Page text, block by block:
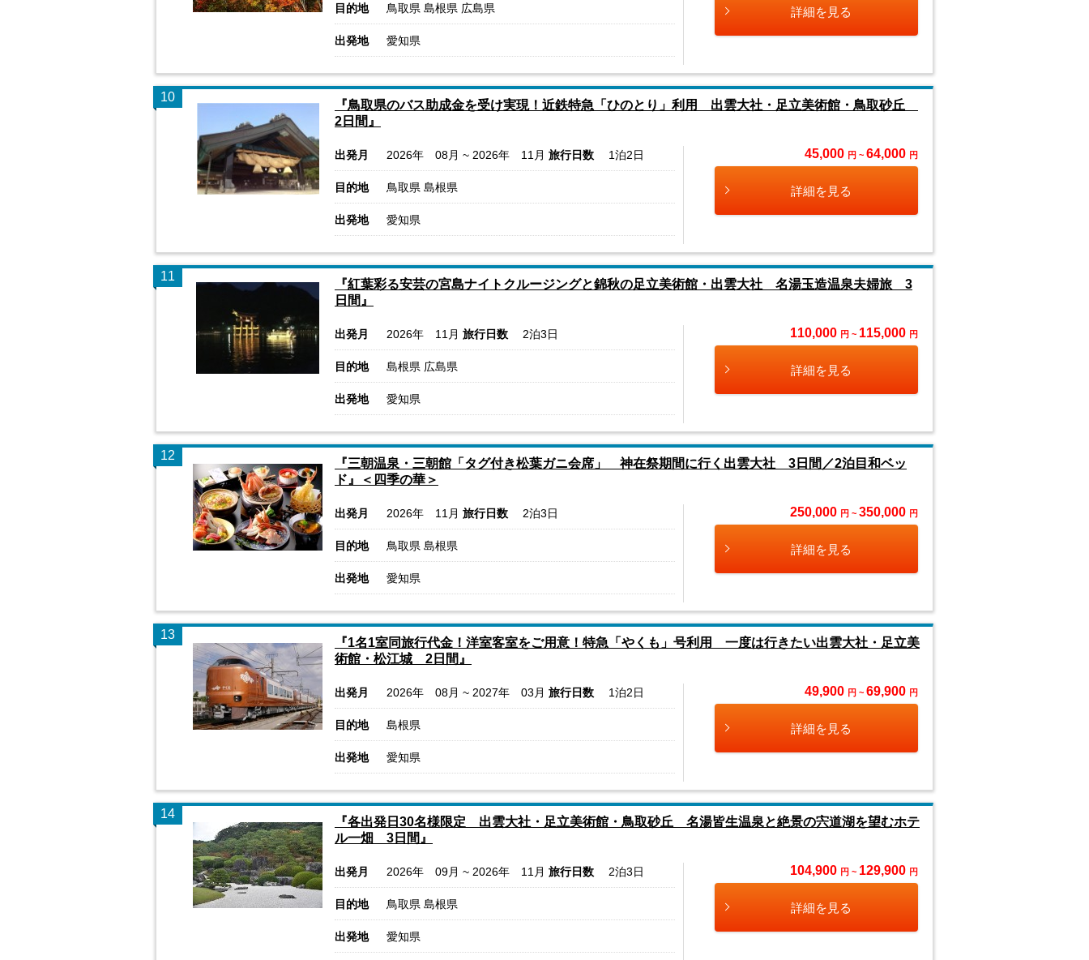
目的地 鳥取県 島根県 広島県
出発地 愛知県
詳細を見る
10
『鳥取県のバス助成金を受け実現！近鉄特急「ひのとり」利用 出雲大社・足立美術館・鳥取砂丘
2日間』
出発月 2026年 08月 ~ 2026年 11月 旅行日数 1泊2日
目的地 鳥取県 島根県
出発地 愛知県
45,000 円 ~ 64,000 円
詳細を見る
11
『紅葉彩る安芸の宮島ナイトクルージングと錦秋の足立美術館・出雲大社 名湯玉造温泉夫婦旅 3
日間』
出発月 2026年 11月 旅行日数 2泊3日
目的地 島根県 広島県
出発地 愛知県
110,000 円 ~ 115,000 円
詳細を見る
12
『三朝温泉・三朝館「タグ付き松葉ガニ会席」 神在祭期間に行く出雲大社 3日間／2泊目和ベッ
ド』＜四季の華＞
出発月 2026年 11月 旅行日数 2泊3日
目的地 鳥取県 島根県
出発地 愛知県
250,000 円 ~ 350,000 円
詳細を見る
13
『1名1室同旅行代金！洋室客室をご用意！特急「やくも」号利用 一度は行きたい出雲大社・足立美
術館・松江城 2日間』
出発月 2026年 08月 ~ 2027年 03月 旅行日数 1泊2日
目的地 島根県
出発地 愛知県
49,900 円 ~ 69,900 円
詳細を見る
14
『各出発日30名様限定 出雲大社・足立美術館・鳥取砂丘 名湯皆生温泉と絶景の宍道湖を望むホテ
ル一畑 3日間』
出発月 2026年 09月 ~ 2026年 11月 旅行日数 2泊3日
目的地 鳥取県 島根県
出発地 愛知県
104,900 円 ~ 129,900 円
詳細を見る